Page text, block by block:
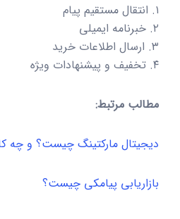
۱. انتقال مستقیم پیام
۲. خبرنامه ایمیلی
۳. ارسال اطلاعات خرید
۴. تخفیف و پیشنهادات ویژه
مطالب مرتبط:
دیجیتال مارکتینگ چیست؟ و چه
بازاریابی پیامکی چیست؟